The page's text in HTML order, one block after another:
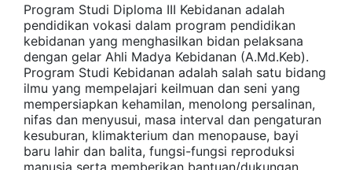
Program Studi Diploma III Kebidanan adalah
pendidikan vokasi dalam program pendidikan
kebidanan yang menghasilkan bidan pelaksana
dengan gelar Ahli Madya Kebidanan (A.Md.Keb).
Program Studi Kebidanan adalah salah satu bidang
ilmu yang mempelajari keilmuan dan seni yang
mempersiapkan kehamilan, menolong persalinan,
nifas dan menyusui, masa interval dan pengaturan
kesuburan, klimakterium dan menopause, bayi
baru lahir dan balita, fungsi-fungsi reproduksi
manusia serta memberikan bantuan/dukungan